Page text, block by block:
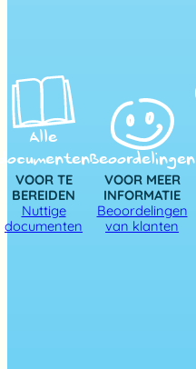
Alle
VOOR TE
BEREIDEN
Nuttige
documenten
Beoordelingen
VOOR MEER
INFORMATIE
Beoordelingen
van klanten